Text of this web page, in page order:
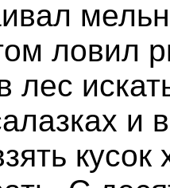
ловил
лес